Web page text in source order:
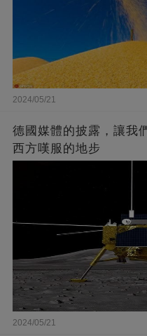
2024/05/21
德國媒體的披露，讓我
西方嘆服的地步
2024/05/21